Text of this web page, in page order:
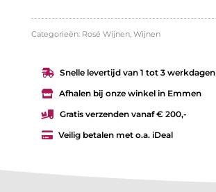
Categorieën: Rosé Wijnen, Wijnen
 Snelle levertijd van 1 tot 3 werkdagen
 Afhalen bij onze winkel in Emmen
 Gratis verzenden vanaf € 200,-
 Veilig betalen met o.a. iDeal